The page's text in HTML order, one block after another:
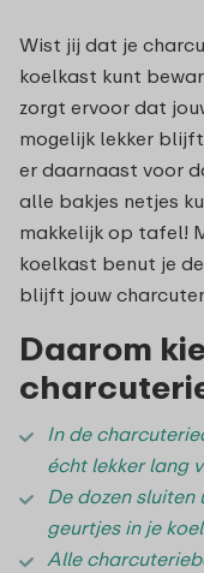
Wist jij dat je
koelkast kunt
zorgt ervoor dat
mogelijk lekker
er daarnaast voor
alle bakjes netjes
makkelijk op tafel!
koelkast benut je
blijft jouw
Daarom
In de
écht lekker lang
De dozen sluiten
geurtjes in je
Alle